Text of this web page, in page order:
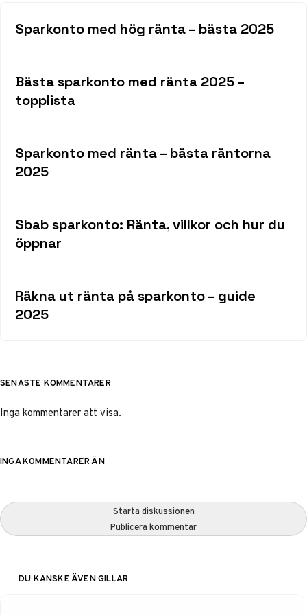
Sparkonto med hög ränta – bästa 2025
Bästa sparkonto med ränta 2025 –
topplista
Sparkonto med ränta – bästa räntorna
2025
Sbab sparkonto: Ränta, villkor och hur du
öppnar
Räkna ut ränta på sparkonto – guide
2025
SENASTE KOMMENTARER
Inga kommentarer att visa.
INGA KOMMENTARER ÄN
Starta diskussionen
Publicera kommentar
DU KANSKE ÄVEN GILLAR